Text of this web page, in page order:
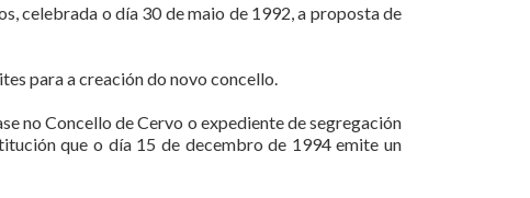
celebrada o día 30 de maio de 1992, a proposta de
para a creación do novo concello.
no Concello de Cervo o expediente de segregación
que o día 15 de decembro de 1994 emite un